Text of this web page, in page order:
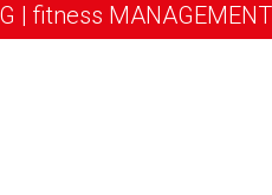
| fitness MANAGEMENT